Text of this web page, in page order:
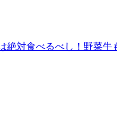
絶対食べるべし！野菜